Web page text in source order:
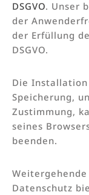
DSGVO. Unser
der
der Erfüllung
DSGVO.
Die Installation
Speicherung,
Zustimmung,
seines
beenden.
Datenschutz